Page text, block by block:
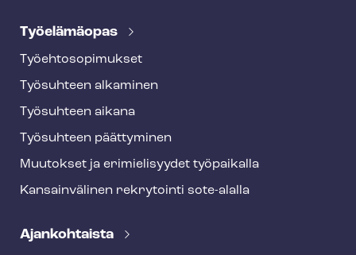
Työelämäopas
Työ­eh­to­so­pi­muk­set
Työsuhteen alkaminen
Työsuhteen aikana
Työsuhteen päättyminen
Muutokset ja erimielisyydet työpaikalla
Kansainvälinen rekrytointi sote-alalla
Ajankohtaista